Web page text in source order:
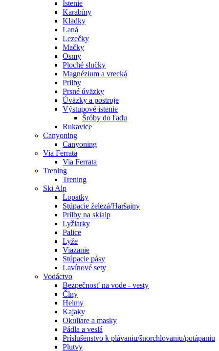
Istenie
Karabíny
Kladky
Laná
Lezečky
Mačky
Osmy
Ploché slučky
Magnézium a vrecká
Prilby
Prsné úväzky
Úväzky a postroje
Výstupové istenie
Šróby do ľadu
Rukavice
Canyoning
Canyoning
Via Ferrata
Via Ferrata
Trening
Trening
Ski Alp
Lopatky
Stúpacie železá/Haršajny
Prilby na skialp
Lyžiarky
Palice
Lyže
Viazanie
Stúpacie pásy
Lavínové sety
Vodáctvo
Bezpečnosť na vode - vesty
Člny
Helmy
Kajaky
Okuliare a masky
Pádla a veslá
Príslušenstvo k plávaniu/šnorchlovaniu/potápaniu
Plutvy